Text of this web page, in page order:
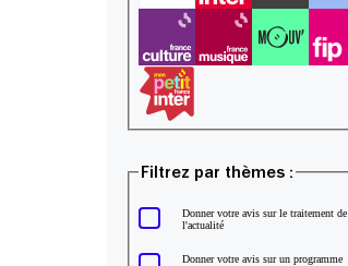
France Culture France Musique
Mon petit France Inter
Filtrez par thèmes :
Donner votre avis sur le traitement de
l'actualité
Donner votre avis sur un programme